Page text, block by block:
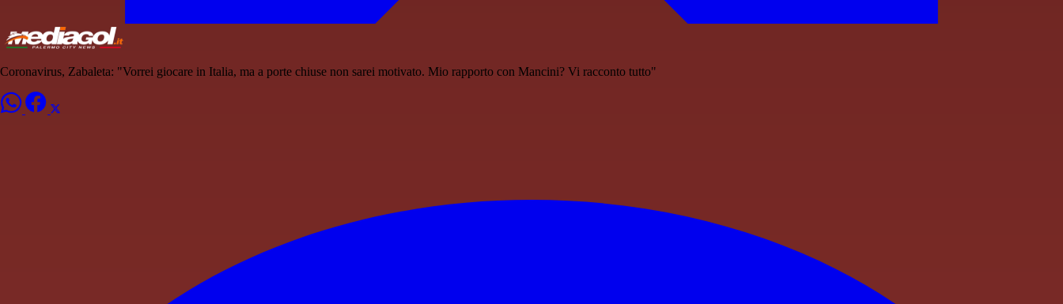
Coronavirus, Zabaleta: "Vorrei giocare in Italia, ma a porte chiuse non sarei motivato. Mio rapporto con Mancini? Vi racconto tutto"